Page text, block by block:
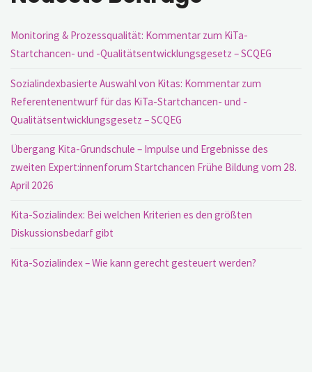
Monitoring & Prozessqualität: Kommentar zum KiTa-
Startchancen- und -Qualitätsentwicklungsgesetz – SCQEG
Sozialindexbasierte Auswahl von Kitas: Kommentar zum
Referentenentwurf für das KiTa-Startchancen- und -
Qualitätsentwicklungsgesetz – SCQEG
Übergang Kita-Grundschule – Impulse und Ergebnisse des
zweiten Expert:innenforum Startchancen Frühe Bildung vom 28.
April 2026
Kita-Sozialindex: Bei welchen Kriterien es den größten
Diskussionsbedarf gibt
Kita-Sozialindex – Wie kann gerecht gesteuert werden?